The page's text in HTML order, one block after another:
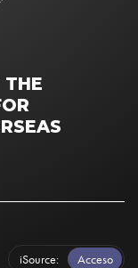
iSource Acceso